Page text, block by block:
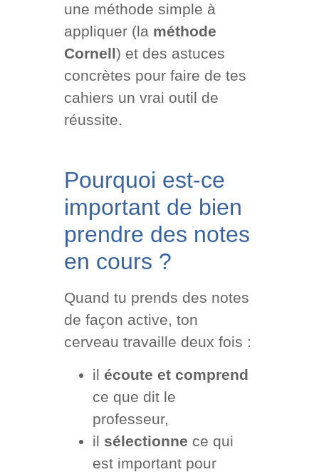
une méthode simple à
appliquer (la méthode
Cornell) et des astuces
concrètes pour faire de tes
cahiers un vrai outil de
réussite.
Pourquoi est-ce
important de bien
prendre des notes
en cours ?
Quand tu prends des notes
de façon active, ton
cerveau travaille deux fois :
il écoute et comprend
ce que dit le
professeur,
il sélectionne ce qui
est important pour